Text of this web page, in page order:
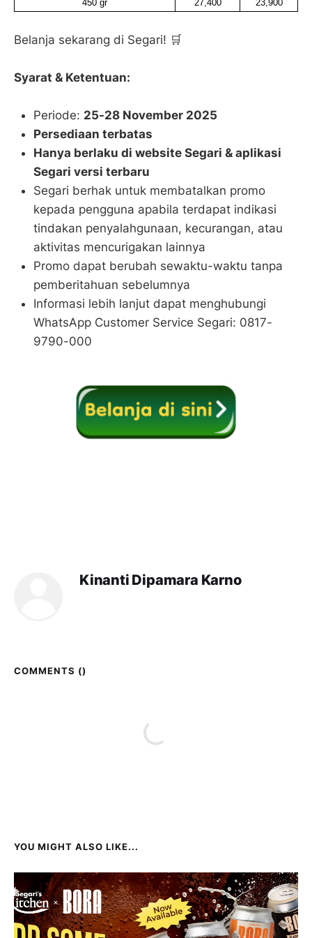
450 gr 27,400 23,900
Belanja sekarang di Segari! 🛒
Syarat & Ketentuan:
Periode: 25-28 November 2025
Persediaan terbatas
Hanya berlaku di website Segari & aplikasi
Segari versi terbaru
Segari berhak untuk membatalkan promo
kepada pengguna apabila terdapat indikasi
tindakan penyalahgunaan, kecurangan, atau
aktivitas mencurigakan lainnya
Promo dapat berubah sewaktu-waktu tanpa
pemberitahuan sebelumnya
Informasi lebih lanjut dapat menghubungi
WhatsApp Customer Service Segari: 0817-
9790-000
Kinanti Dipamara Karno
COMMENTS ()
YOU MIGHT ALSO LIKE...